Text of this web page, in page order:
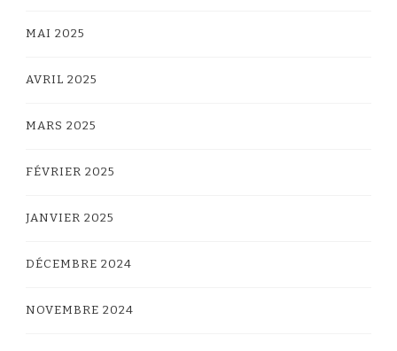
MAI 2025
AVRIL 2025
MARS 2025
FÉVRIER 2025
JANVIER 2025
DÉCEMBRE 2024
NOVEMBRE 2024